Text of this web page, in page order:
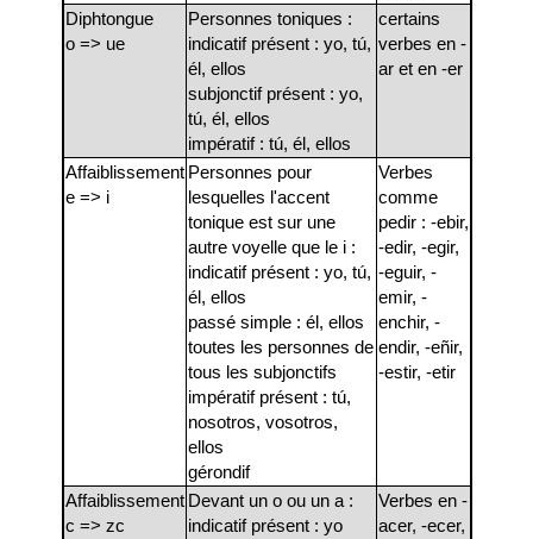
Diphtongue
o => ue
Personnes toniques :
indicatif présent : yo, tú,
él, ellos
subjonctif présent : yo,
tú, él, ellos
impératif : tú, él, ellos
certains
verbes en -
ar et en -er
Affaiblissement
e => i
Personnes pour
lesquelles l'accent
tonique est sur une
autre voyelle que le i :
indicatif présent : yo, tú,
él, ellos
passé simple : él, ellos
toutes les personnes de
tous les subjonctifs
impératif présent : tú,
nosotros, vosotros,
ellos
gérondif
Verbes
comme
pedir : -ebir,
-edir, -egir,
-eguir, -
emir, -
enchir, -
endir, -eñir,
-estir, -etir
Affaiblissement
c => zc
Devant un o ou un a :
indicatif présent : yo
Verbes en -
acer, -ecer,